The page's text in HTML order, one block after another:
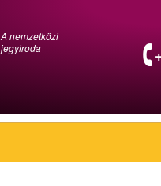
A nemzetközi
jegyiroda